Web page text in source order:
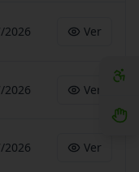
2026 Ver
2026 Ver
2026 Ver